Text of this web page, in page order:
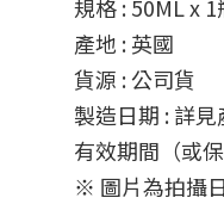
規格 : 50ML x 1
產地 : 英國
貨源 : 公司貨
製造日期 : 詳
有效期間（或
※ 圖片為拍攝